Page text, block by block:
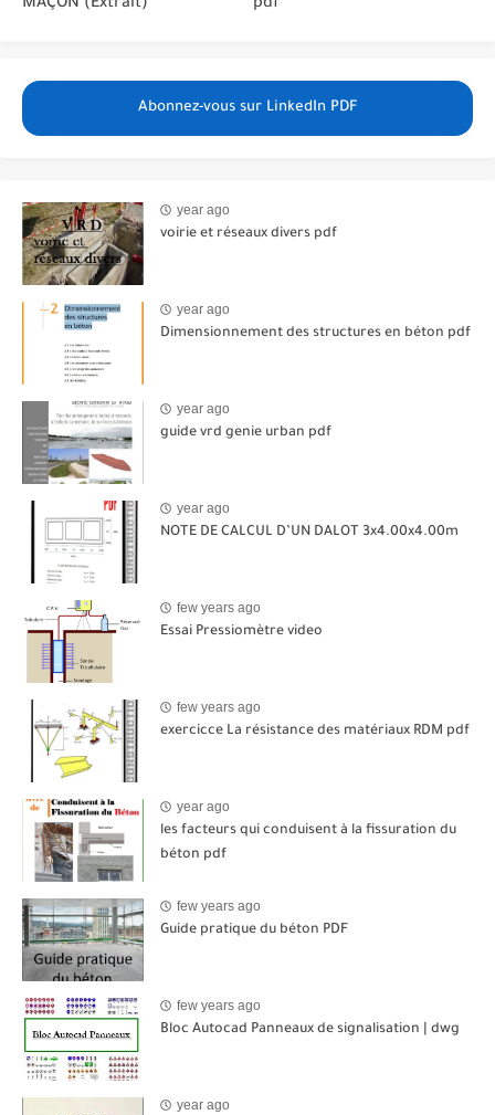
MAÇON (Extrait)
pdf
Abonnez-vous sur LinkedIn PDF
year ago
voirie et réseaux divers pdf
year ago
Dimensionnement des structures en béton pdf
year ago
guide vrd genie urban pdf
year ago
NOTE DE CALCUL D’UN DALOT 3x4.00x4.00m
few years ago
Essai Pressiomètre video
few years ago
exercicce La résistance des matériaux RDM pdf
year ago
les facteurs qui conduisent à la fissuration du
béton pdf
few years ago
Guide pratique du béton PDF
few years ago
Bloc Autocad Panneaux de signalisation | dwg
year ago